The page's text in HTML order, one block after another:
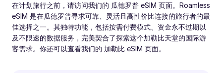
在计划旅行之前，请访问我们的 瓜德罗普 eSIM 页面。Roamless
eSIM 是在瓜德罗普寻求可靠、灵活且高性价比连接的旅行者的最
佳选择之一。其独特功能，包括按需付费模式、资金永不过期以
及不限速的数据服务，完美契合了探索这个加勒比天堂的国际游
客需求。你还可以查看我们的 加勒比 eSIM 页面。